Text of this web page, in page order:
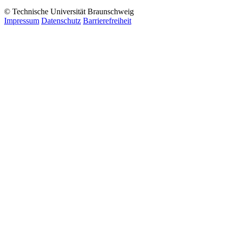
© Technische Universität Braunschweig
Impressum Datenschutz Barrierefreiheit